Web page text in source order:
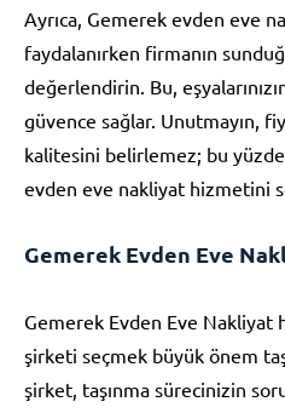
Ayrıca, Gemerek evden eve
faydalanırken firmanın
değerlendirin. Bu,
güvence sağlar. Unutmayın,
kalitesini belirlemez; bu
evden eve nakliyat hizmetini
Gemerek Evden Eve
Gemerek Evden Eve Nakliyat
şirketi seçmek büyük önem
şirket, taşınma sürecinizin